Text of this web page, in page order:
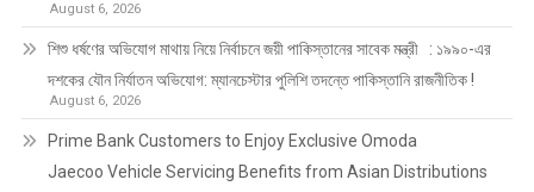
August 6, 2026
শিশু ধর্ষণের অভিযোগ মাথায় নিয়ে নির্বাচনে জয়ী পাকিস্তানের সাবেক মন্ত্রী : ১৯৯০-এর
দশকের যৌন নির্যাতন অভিযোগ: ম্যানচেস্টার পুলিশি তদন্তে পাকিস্তানি রাজনীতিক !
August 6, 2026
Prime Bank Customers to Enjoy Exclusive Omoda
Jaecoo Vehicle Servicing Benefits from Asian Distributions